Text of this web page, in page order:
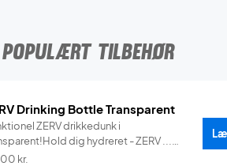
POPULÆRT TILBEHØR
Drinking Bottle Transparent
ZERV drikkedunk i
dig hydreret - ZERV ...
kr.